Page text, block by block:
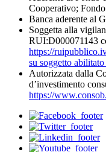
Cooperativo;
Banca aderente al
Soggetta alla
RUI:D000071143
https://
su soggetto
Autorizzata dalla
d’investimento
https://